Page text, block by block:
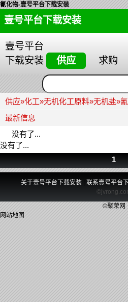
氰化物-壹号平台下载安装
壹号平台下载安装
壹号平台
下载安装
供应 求购
供应»化工»无机化工原料»无机盐»
最新信息
没有了...
没有了...
1
关于壹号平台下载安装 联系壹号平台
©聚荣网
网站地图